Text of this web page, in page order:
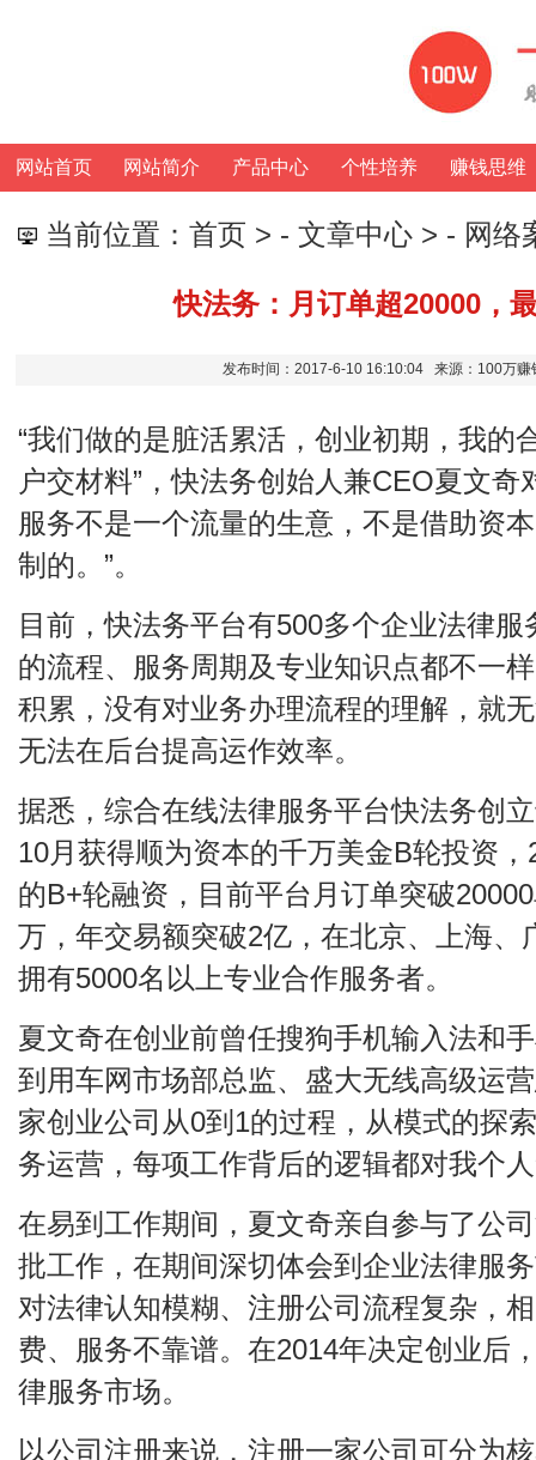
网站首页 网站简介 产品中心 个性培养 赚钱思维
当前位置： 首页 > - 文章中心 > - 网络
快法务：月订单超20000，
发布时间：2017-6-10 16:10:04 来源：100万
“我们做的是脏活累活，创业初期，我的
户交材料”，快法务创始人兼CEO夏文奇
服务不是一个流量的生意，不是借助资
制的。”。
目前，快法务平台有500多个企业法律
的流程、服务周期及专业知识点都不一
积累，没有对业务办理流程的理解，就
无法在后台提高运作效率。
据悉，综合在线法律服务平台快法务创
10月获得顺为资本的千万美金B轮投资
的B+轮融资，目前平台月订单突破
万，年交易额突破2亿，在北京、上海、
拥有5000名以上专业合作服务者。
夏文奇在创业前曾任搜狗手机输入法和
到用车网市场部总监、盛大无线高级运
家创业公司从0到1的过程，从模式的探
务运营，每项工作背后的逻辑都对我个
在易到工作期间，夏文奇亲自参与了公
批工作，在期间深切体会到企业法律服
对法律认知模糊、注册公司流程复杂，
费、服务不靠谱。在2014年决定创业后
律服务市场。
以公司注册来说，注册一家公司可分为